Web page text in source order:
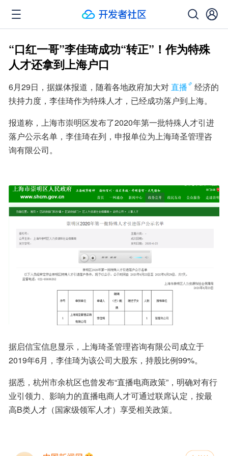
“口红一哥”李佳琦成功“转正”！作为特殊
人才还拿到上海户口
6月29日，据媒体报道，随着各地政府加大对直播
经济的
扶持力度，李佳琦作为特殊人才，已经成功落户到上海。
报道称，上海市崇明区发布了2020年第一批特殊人才引进
落户公示名单，李佳琦在列，申报单位为上海琦圣管理咨
询有限公司。
据启信宝信息显示，上海琦圣管理咨询有限公司成立于
2019年6月，李佳琦为该公司大股东，持股比例99%。
据悉，杭州市余杭区也曾发布“直播电商政策”，明确对有行
业引领力、影响力的直播电商人才可通过联席认定，按最
高B类人才（国家级领军人才）享受相关政策。